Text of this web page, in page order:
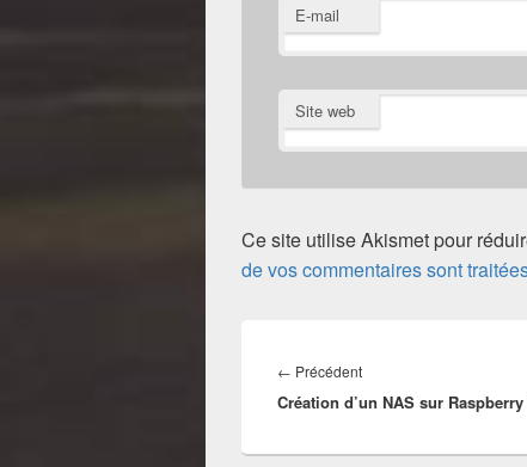
E-mail
Site web
Ce site utilise Akismet pour
de vos commentaires sont
de
l’article
← PrécédentArticle
précédent :
Création d’un NAS sur